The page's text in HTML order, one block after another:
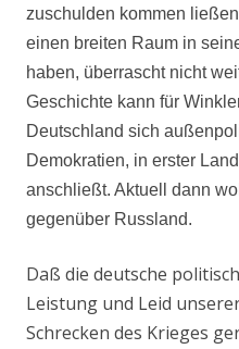
zuschulden kommen
einen breiten Raum in
haben, überrascht nicht
Geschichte kann für
Deutschland sich
Demokratien, in erster
anschließt. Aktuell dann
gegenüber Russland.
Daß die deutsche
Leistung und Leid
Schrecken des Krieges